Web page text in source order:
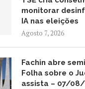
monitorar
IA nas eleições
Agosto 7, 2026
Fachin abre
Folha sobre o
assista – 07/